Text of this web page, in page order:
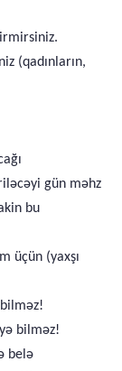
(qadınların,
gün məhz
bu
üçün (yaxşı
bilməz!
belə